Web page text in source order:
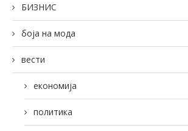
БИЗНИС
боја на мода
вести
економија
политика